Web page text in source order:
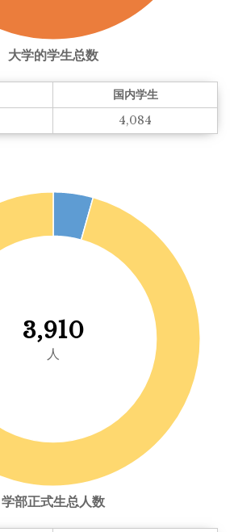
大学的学生总数
国内学生
4,084
3,910
人
学部正式生总人数